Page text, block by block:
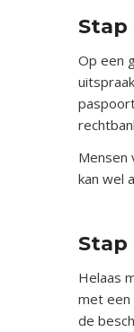
Stap
Op een
Mensen
kan wel
Stap
Helaas
met een
de